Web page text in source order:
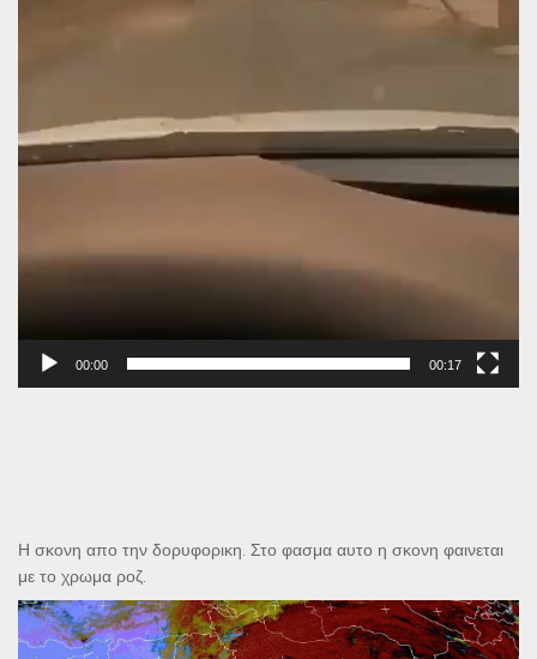
00:00 00:17
Η σκονη απο την δορυφορικη. Στο φασμα αυτο η σκονη φαινεται
με το χρωμα ροζ.